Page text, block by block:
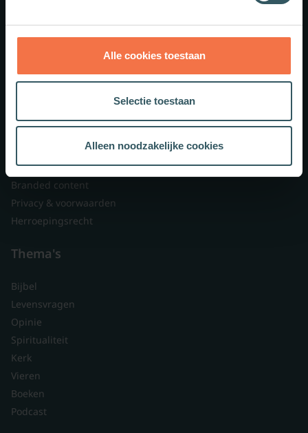
Alle cookies toestaan
Selectie toestaan
Alleen noodzakelijke cookies
Nieuwsbrieven
Veelgestelde vragen
Contact
Branded content
Privacy & voorwaarden
Herroepingsrecht
Thema's
Bijbel
Levensvragen
Opinie
Spiritualiteit
Kerk
Vieren
Boeken
Podcast